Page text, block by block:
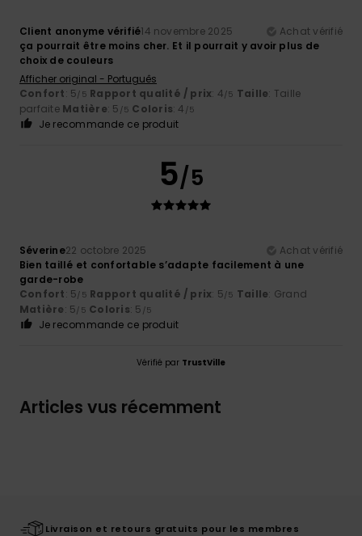
Client anonyme vérifié14 novembre 2025
Achat vérifié
ça pourrait être moins cher. Et il pourrait y avoir plus de
choix de couleurs
Afficher original - Português
Confort: 5/5 Rapport qualité / prix: 4/5 Taille: Taille
parfaite Matière: 5 /5 Coloris: 4 /5
Je recommande ce produit
5/5
Séverine22 octobre 2025
Achat vérifié
Bien taillé et confortable s’adapte facilement à une
garde-robe
Confort: 5/5 Rapport qualité / prix: 5/5 Taille: Grand
Matière: 5/5 Coloris: 5 /5
Je recommande ce produit
Vérifié par TrustVille
Articles vus récemment
Livraison et retours gratuits pour les membres